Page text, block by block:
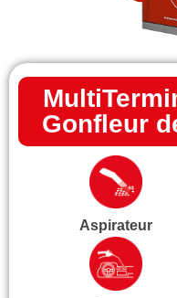
Gonfleur
Aspirateur